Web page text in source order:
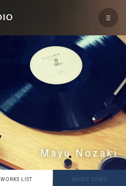
Mayu Nozaki
WORKS LIST MUSIC DEMO